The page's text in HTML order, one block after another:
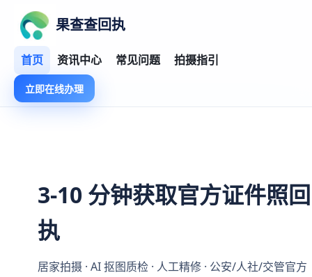
果查查回执
首页 资讯中心 常见问题 拍摄指引
立即在线办理
3-10 分钟获取官方证件照回
执
居家拍摄 · AI 抠图质检 · 人工精修 · 公安/人社/交管官方